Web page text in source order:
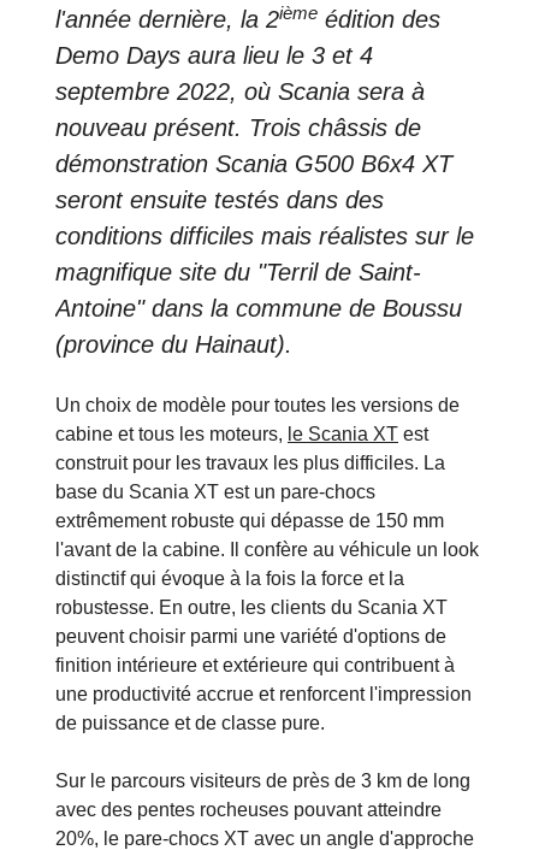
l'année dernière, la 2ième édition des
Demo Days aura lieu le 3 et 4
septembre 2022, où Scania sera à
nouveau présent. Trois châssis de
démonstration Scania G500 B6x4 XT
seront ensuite testés dans des
conditions difficiles mais réalistes sur le
magnifique site du "Terril de Saint-
Antoine" dans la commune de Boussu
(province du Hainaut).
Un choix de modèle pour toutes les versions de
cabine et tous les moteurs, le Scania XT est
construit pour les travaux les plus difficiles. La
base du Scania XT est un pare-chocs
extrêmement robuste qui dépasse de 150 mm
l'avant de la cabine. Il confère au véhicule un look
distinctif qui évoque à la fois la force et la
robustesse. En outre, les clients du Scania XT
peuvent choisir parmi une variété d'options de
finition intérieure et extérieure qui contribuent à
une productivité accrue et renforcent l'impression
de puissance et de classe pure.
Sur le parcours visiteurs de près de 3 km de long
avec des pentes rocheuses pouvant atteindre
20%, le pare-chocs XT avec un angle d'approche